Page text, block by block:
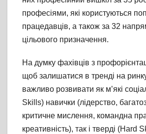
професіями, які користуються
працедавців, а також за 32
цільового призначення.
На думку фахівців з
щоб залишатися в тренді на
важливо розвивати як м’які
Skills) навички (лідерство,
критичне мислення, командна
креативність), так і тверді (Hard